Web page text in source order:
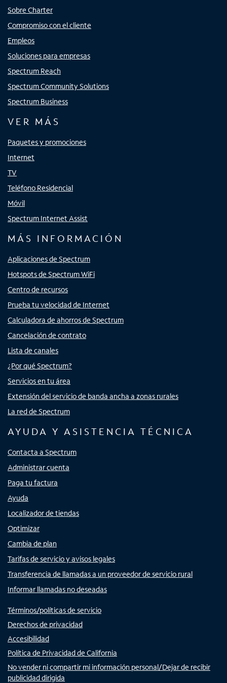
Sobre Charter
Compromiso con el cliente
Empleos
Soluciones para empresas
Spectrum Reach
Spectrum Community Solutions
Spectrum Business
VER MÁS
Paquetes y promociones
Internet
TV
Teléfono Residencial
Móvil
Spectrum Internet Assist
MÁS INFORMACIÓN
Aplicaciones de Spectrum
Hotspots de Spectrum WiFi
Centro de recursos
Prueba tu velocidad de Internet
Calculadora de ahorros de Spectrum
Cancelación de contrato
Lista de canales
¿Por qué Spectrum?
Servicios en tu área
Extensión del servicio de banda ancha a zonas rurales
La red de Spectrum
AYUDA Y ASISTENCIA TÉCNICA
Contacta a Spectrum
Administrar cuenta
Paga tu factura
Ayuda
Localizador de tiendas
Optimizar
Cambia de plan
Tarifas de servicio y avisos legales
Transferencia de llamadas a un proveedor de servicio rural
Informar llamadas no deseadas
Términos/políticas de servicio
Derechos de privacidad
Accesibilidad
Política de Privacidad de California
No vender ni compartir mi información personal/Dejar de recibir
publicidad dirigida